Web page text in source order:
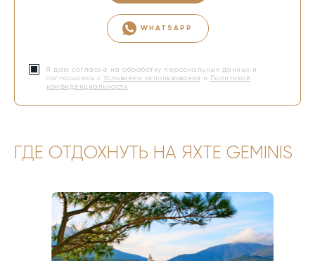
WHATSAPP
Я даю согласие на обработку персональных данных и
соглашаюсь с Условиями использования и Политикой
конфиденциальности
ГДЕ ОТДОХНУТЬ НА ЯХТЕ GEMINIS